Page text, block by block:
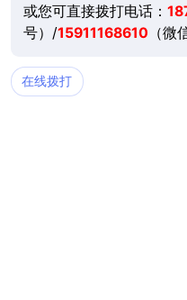
或您可直接拨打电话：
号）/15911168610 （微
在线拨打